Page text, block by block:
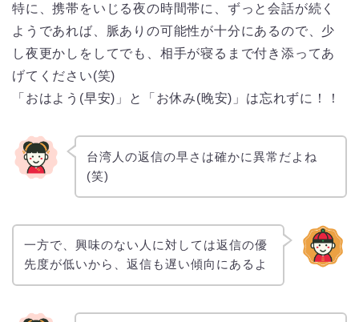
特に、携帯をいじる夜の時間帯に、ずっと会話が続く
ようであれば、脈ありの可能性が十分にあるので、少
し夜更かしをしてでも、相手が寝るまで付き添ってあ
げてください(笑)
「おはよう(早安)」と「お休み(晚安)」は忘れずに！！
台湾人の返信の早さは確かに異常だよね
(笑)
一方で、興味のない人に対しては返信の優
先度が低いから、返信も遅い傾向にあるよ